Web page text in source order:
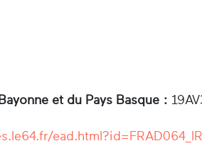
et du Pays Basque :